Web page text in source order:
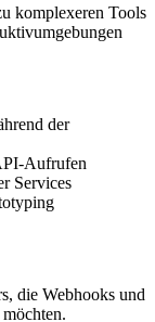
komplexeren Tools
der
Aufrufen
Services
die Webhooks und